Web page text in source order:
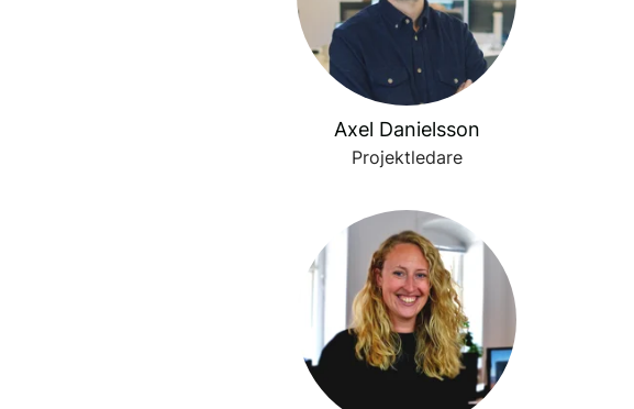
Axel Danielsson
Projektledare